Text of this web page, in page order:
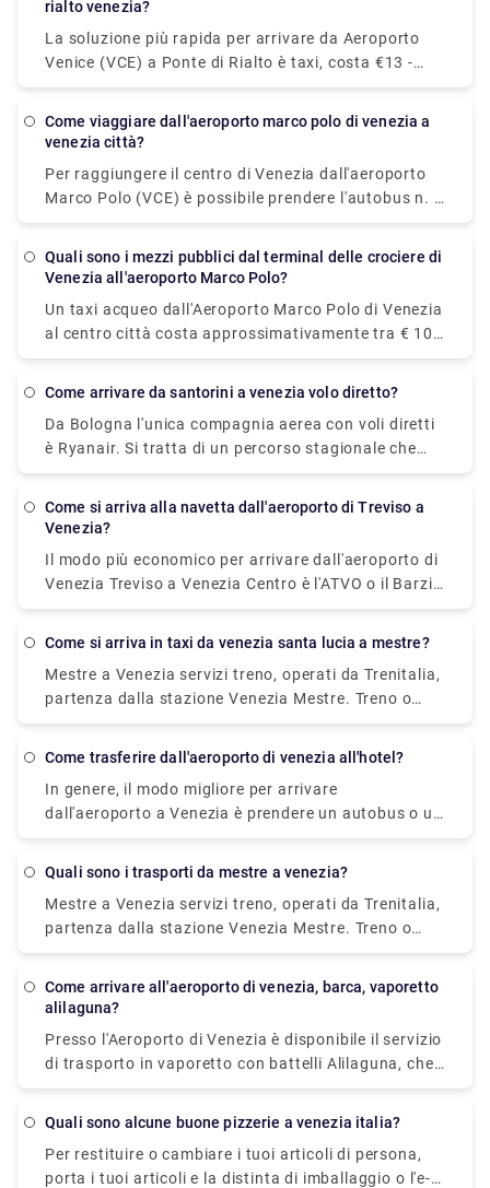
Palazzo Ducale. Monumenti - Zona San Marco. 3.Il
Canal Grande. Monumenti e Attrazioni in giro per
Venezia. 4.Il Ponte di Rialto. Monumenti - Zona di
Rialto. 5.Il Ponte dell'Accademia. Monumenti - Area
Cà d'Oro. 8.Il Ponte dei Sospiri.
rialto venezia?
La soluzione più rapida per arrivare da Aeroporto
Venice (VCE) a Ponte di Rialto è taxi, costa €13 -
€17 e impiega 14 min. C'è un bus diretto tra
bus diretto in partenza da Aeroporto MARCO POLO
come viaggiare dall'aeroporto marco polo di venezia a
venezia città?
Per raggiungere il centro di Venezia dall'aeroporto
Marco Polo (VCE) è possibile prendere l'autobus n. 5
operato da Actv. L'autobus ferma al terminal di
partono dall'aeroporto ogni 15 minuti dal lunedì al
Quali sono i mezzi pubblici dal terminal delle crociere di
Venezia all'aeroporto Marco Polo?
Un taxi acqueo dall'Aeroporto Marco Polo di Venezia
al centro città costa approssimativamente tra € 105
(US$ 118,50) e € 135 ( US$ 152,40). Il prezzo dalla
(US$ 73,40) e € 100 (US$ 112,90). Il modo più
economico e semplice per spostarsi dall'aeroporto al
centro città. L'autobus ATVO express è un autobus
diretto e non-stop che ti porterà in centro alla
stazione principale degli autobus, Piazzale Roma, in
soli 20 minuti. Questo autobus passa ogni 20 minuti
e il prezzo è di 8 euro (15 euro per il biglietto di
come arrivare da santorini a venezia volo diretto?
Da Bologna l'unica compagnia aerea con voli diretti
è Ryanair. Si tratta di un percorso stagionale che
inizia a giugno e termina ad ottobre. Da Catania,
come si arriva alla navetta dall'aeroporto di Treviso a
Venezia?
Il modo più economico per arrivare dall'aeroporto di
Venezia Treviso a Venezia Centro è l'ATVO o il Barzi
Shuttle. Il viaggio dura circa 45 minuti e costa €
impiegando circa 30 minuti e può ospitare fino a
quattro passeggeri.
come si arriva in taxi da venezia santa lucia a mestre?
Mestre a Venezia servizi treno, operati da Trenitalia,
partenza dalla stazione Venezia Mestre. Treno o
autobus da Mestre a Venezia? Il modo migliore per
11 min e costa €1 - €35. In alternativa, puoi
prendere l'autobus, che costa €0 - €8 e impiega 12
min.
come trasferire dall'aeroporto di venezia all'hotel?
In genere, il modo migliore per arrivare
dall'aeroporto a Venezia è prendere un autobus o un
taxi dall'aeroporto fino a Piazzale Roma e poi salire
Alilaguna direttamente dall'aeroporto e scendere al
terminal più vicino a dove alloggi.
quali sono i trasporti da mestre a venezia?
Mestre a Venezia servizi treno, operati da Trenitalia,
partenza dalla stazione Venezia Mestre. Treno o
autobus da Mestre a Venezia? Il modo migliore per
11 min e costa €1 - €35. In alternativa, puoi
min.
come arrivare all'aeroporto di venezia, barca, vaporetto
alilaguna?
Presso l'Aeroporto di Venezia è disponibile il servizio
di trasporto in vaporetto con battelli Alilaguna, che
collega l'Aeroporto Marco Polo con alcune Isole
quali sono alcune buone pizzerie a venezia italia?
Per restituire o cambiare i tuoi articoli di persona,
porta i tuoi articoli e la distinta di imballaggio o l'e-